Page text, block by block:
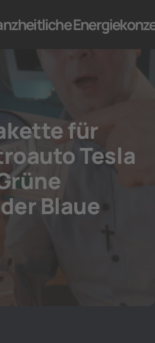
für
Tesla
Blaue